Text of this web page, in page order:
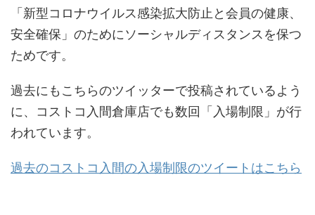
「新型コロナウイルス感染拡大防止と会員の健康、
安全確保」のためにソーシャルディスタンスを保つ
ためです。
過去にもこちらのツイッターで投稿されているよう
に、コストコ入間倉庫店でも数回「入場制限」が行
われています。
過去のコストコ入間の入場制限のツイートはこちら